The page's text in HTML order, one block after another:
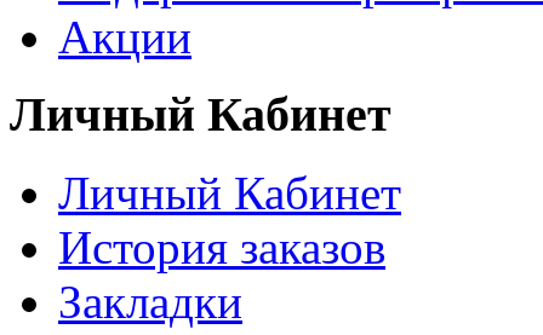
Акции
Личный Кабинет
Личный Кабинет
История заказов
Закладки